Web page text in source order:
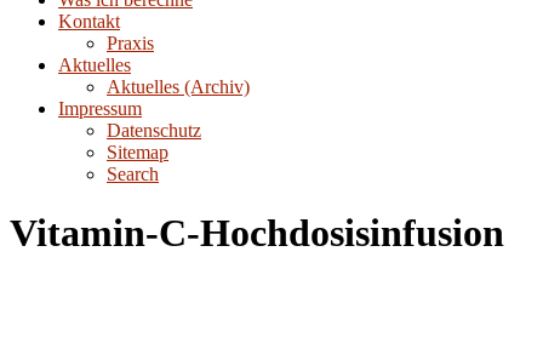
Kontakt
Praxis
Aktuelles
Aktuelles (Archiv)
Impressum
Datenschutz
Sitemap
Search
Vitamin-C-Hochdosisinfusion